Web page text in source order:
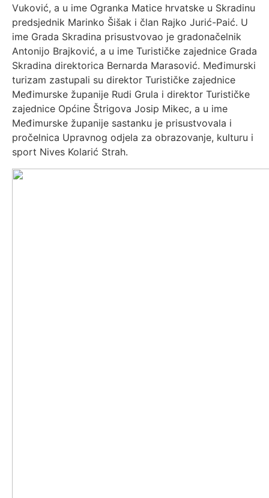
Vuković, a u ime Ogranka Matice hrvatske u Skradinu
predsjednik Marinko Šišak i član Rajko Jurić-Paić. U
ime Grada Skradina prisustvovao je gradonačelnik
Antonijo Brajković, a u ime Turističke zajednice Grada
Skradina direktorica Bernarda Marasović. Međimurski
turizam zastupali su direktor Turističke zajednice
Međimurske županije Rudi Grula i direktor Turističke
zajednice Općine Štrigova Josip Mikec, a u ime
Međimurske županije sastanku je prisustvovala i
pročelnica Upravnog odjela za obrazovanje, kulturu i
sport Nives Kolarić Strah.